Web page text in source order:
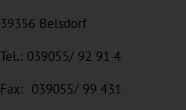
39356 Belsdorf
Tel.: 039055/ 92 91 4
Fax: 039055/ 99 431